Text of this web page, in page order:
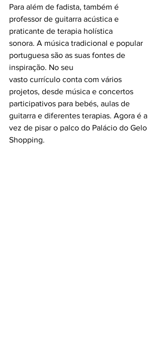
Para além de fadista, também é
professor de guitarra acústica e
praticante de terapia holística
sonora. A música tradicional e popular
portuguesa são as suas fontes de
inspiração. No seu
vasto currículo conta com vários
projetos, desde música e concertos
participativos para bebés, aulas de
guitarra e diferentes terapias. Agora é a
vez de pisar o palco do Palácio do Gelo
Shopping.